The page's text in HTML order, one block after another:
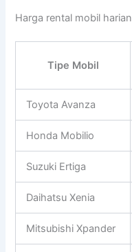
Harga rental mobil harian
Tipe Mobil
Toyota Avanza
Honda Mobilio
Suzuki Ertiga
Daihatsu Xenia
Mitsubishi Xpander